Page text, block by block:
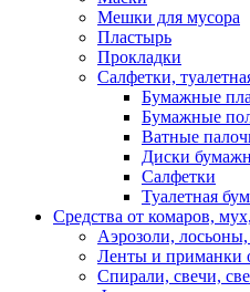
Мешки для мусора
Пластырь
Прокладки
Салфетки,
Бумажные
Бумажные
Ватные
Диски
Салфетки
Туалетная
Средства от комаров,
Аэрозоли,
Ленты и приманки
Спирали, свечи,